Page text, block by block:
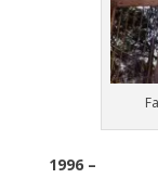
1996 –